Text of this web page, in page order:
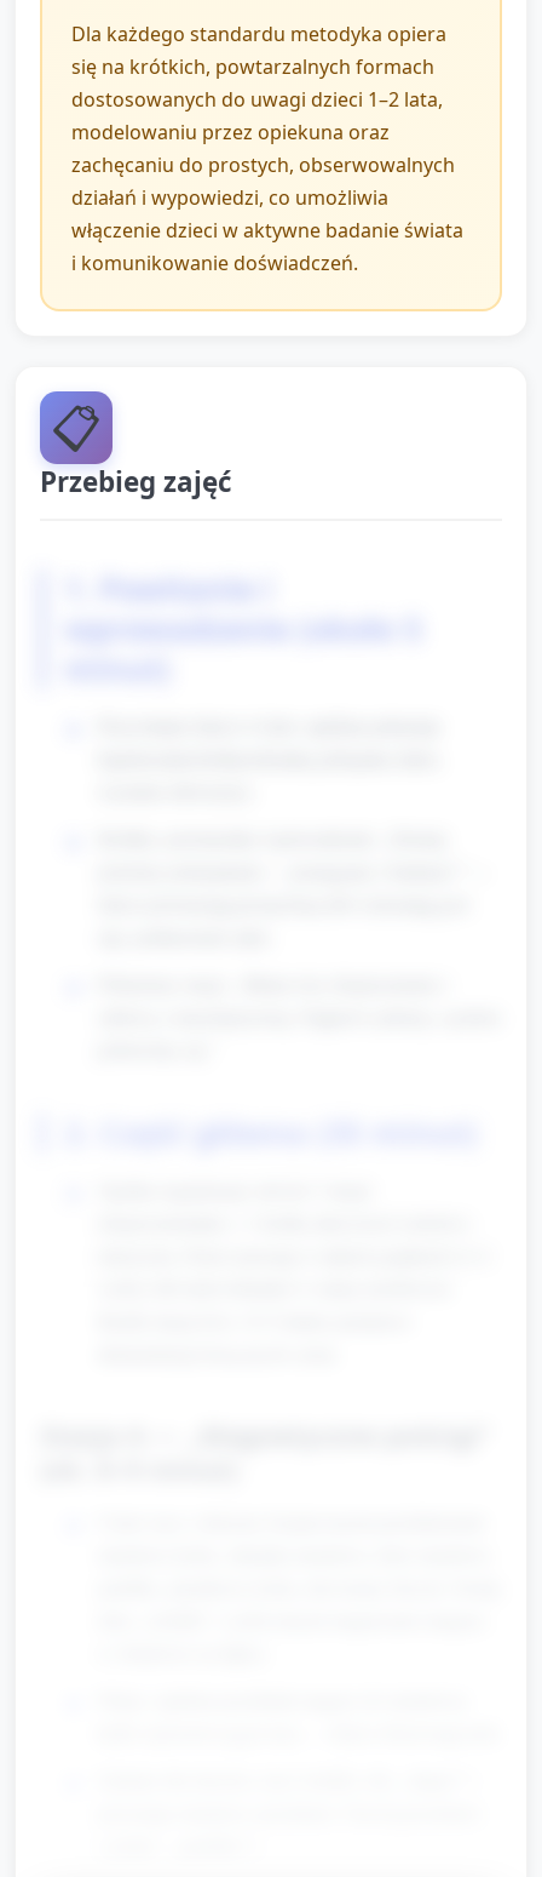
Dla każdego standardu metodyka opiera
się na krótkich, powtarzalnych formach
dostosowanych do uwagi dzieci 1–2 lata,
modelowaniu przez opiekuna oraz
zachęcaniu do prostych, obserwowalnych
działań i wypowiedzi, co umożliwia
włączenie dzieci w aktywne badanie świata
i komunikowanie doświadczeń.
📋
Przebieg zajęć